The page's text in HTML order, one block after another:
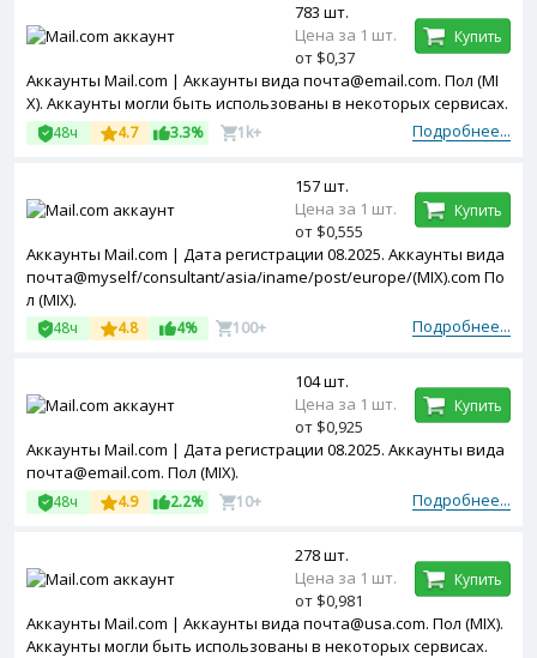
Аккаунты Mail.com | Аккаунты вида почта@email.com. Пол (MI
X). Аккаунты могли быть использованы в некоторых сервисах.
Подробнее...
48ч 4.7 3.3% 1k+
783 шт.
Цена за 1 шт.
от $0,37
Купить
Аккаунты Mail.com | Дата регистрации 08.2025. Аккаунты вида
почта@myself/consultant/asia/iname/post/europe/(MIX).com По
л (MIX).
Подробнее...
48ч 4.8 4% 100+
157 шт.
Цена за 1 шт.
от $0,555
Купить
Аккаунты Mail.com | Дата регистрации 08.2025. Аккаунты вида
почта@email.com. Пол (MIX).
Подробнее...
48ч 4.9 2.2% 10+
104 шт.
Цена за 1 шт.
от $0,925
Купить
Аккаунты Mail.com | Аккаунты вида почта@usa.com. Пол (MIX).
Аккаунты могли быть использованы в некоторых сервисах.
278 шт.
Цена за 1 шт.
от $0,981
Купить